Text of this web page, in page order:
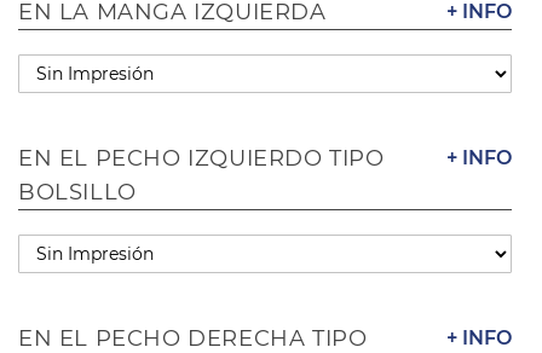
+ INFO
EN LA MANGA IZQUIERDA
+ INFO
EN EL PECHO IZQUIERDO TIPO
BOLSILLO
+ INFO
EN EL PECHO DERECHA TIPO